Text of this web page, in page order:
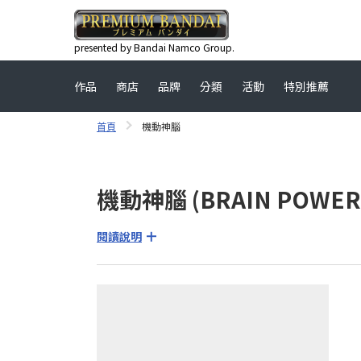
presented by Bandai Namco Group.
作品 商店 品牌 分類 活動 特別推薦
首頁 機動神腦
機動神腦 (BRAIN
閱讀說明